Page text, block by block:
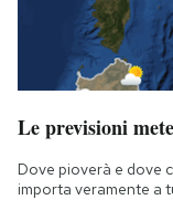
Le previsioni
Dove pioverà e dove
importa veramente a